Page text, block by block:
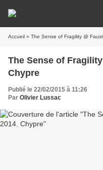
Accueil » The Sense of Fragility @
The Sense of
Chypre
Publié le 22/02/2015 à 11:26
Par Olivier Lussac